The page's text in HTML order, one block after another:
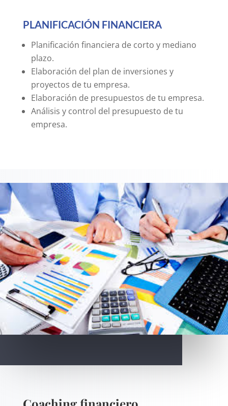
PLANIFICACIÓN FINANCIERA
Planificación financiera de corto y mediano
plazo.
Elaboración del plan de inversiones y
proyectos de tu empresa.
Elaboración de presupuestos de tu empresa.
Análisis y control del presupuesto de tu
empresa.